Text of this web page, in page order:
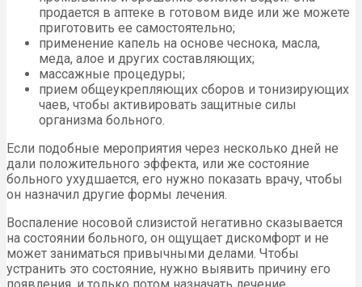
продается в аптеке в готовом виде или же можете
приготовить ее самостоятельно;
применение капель на основе чеснока, масла,
меда, алое и других составляющих;
массажные процедуры;
прием общеукрепляющих сборов и тонизирующих
чаев, чтобы активировать защитные силы
организма больного.
Если подобные мероприятия через несколько дней не
дали положительного эффекта, или же состояние
больного ухудшается, его нужно показать врачу, чтобы
он назначил другие формы лечения.
Воспаление носовой слизистой негативно сказывается
на состоянии больного, он ощущает дискомфорт и не
может заниматься привычными делами. Чтобы
устранить это состояние, нужно выявить причину его